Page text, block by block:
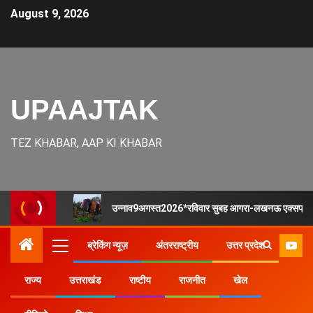
August 9, 2026
UPAAJTAK
TEZ KHABAR, AAP KI KHABAR
उन्नाव9अगस्त2026*रविवार सुबह आगरा-लखनऊ
ब्रेकिंग न्यूज़ अंतरराष्ट्रीय उत्तर प्रदेश
राज्य उत्तराखंड राष्टीय राजनीत खेल